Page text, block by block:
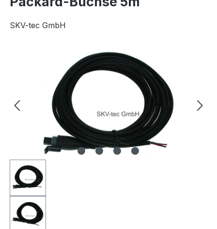
SKV-tec GmbH
Bildergalerie überspringen